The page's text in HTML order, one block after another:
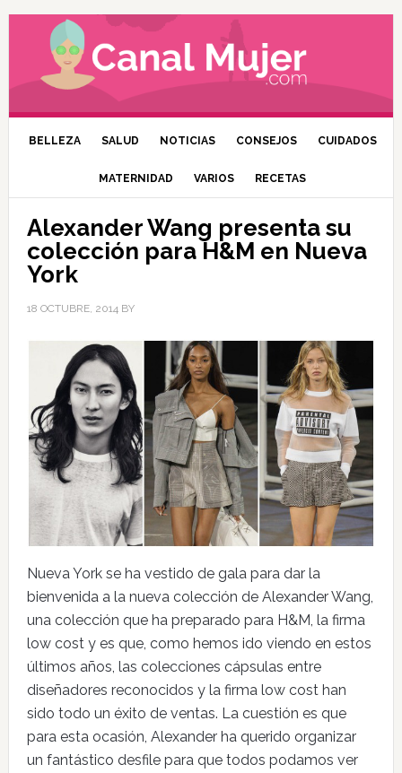
BELLEZA SALUD NOTICIAS CONSEJOS CUIDADOS
MATERNIDAD VARIOS RECETAS
Alexander Wang presenta su
colección para H&M en Nueva
York
18 OCTUBRE, 2014BY
Nueva York se ha vestido de gala para dar la
bienvenida a la nueva colección de Alexander Wang,
una colección que ha preparado para H&M, la firma
low cost y es que, como hemos ido viendo en estos
últimos años, las colecciones cápsulas entre
diseñadores reconocidos y la firma low cost han
sido todo un éxito de ventas. La cuestión es que
para esta ocasión, Alexander ha querido organizar
un fantástico desfile para que todos podamos ver